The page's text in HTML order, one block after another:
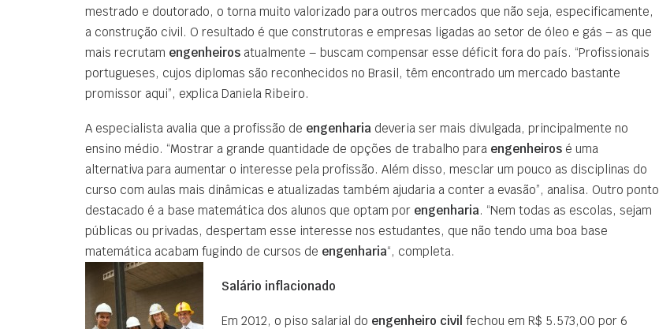
mestrado e doutorado, o torna muito valorizado para outros mercados que não seja, especificamente,
a construção civil. O resultado é que construtoras e empresas ligadas ao setor de óleo e gás – as que
mais recrutam engenheiros atualmente – buscam compensar esse déficit fora do país. “Profissionais
portugueses, cujos diplomas são reconhecidos no Brasil, têm encontrado um mercado bastante
promissor aqui”, explica Daniela Ribeiro.
A especialista avalia que a profissão de engenharia deveria ser mais divulgada, principalmente no
ensino médio. “Mostrar a grande quantidade de opções de trabalho para engenheiros é uma
alternativa para aumentar o interesse pela profissão. Além disso, mesclar um pouco as disciplinas do
curso com aulas mais dinâmicas e atualizadas também ajudaria a conter a evasão”, analisa. Outro ponto
destacado é a base matemática dos alunos que optam por engenharia. “Nem todas as escolas, sejam
públicas ou privadas, despertam esse interesse nos estudantes, que não tendo uma boa base
matemática acabam fugindo de cursos de engenharia“, completa.
Salário inflacionado
Em 2012, o piso salarial do engenheiro civil fechou em R$ 5.573,00 por 6